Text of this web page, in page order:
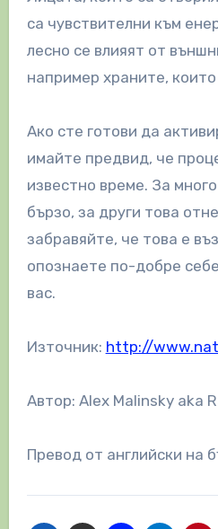
са чувствителни към
лесно се влияят от
например храните,
Ако сте готови да
имайте предвид, че
известно време. За
бързо, за други това
забравяйте, че това е
опознаете по-добре
вас.
Източник: http://
Автор: Alex Malinsky aka
Превод от английски на